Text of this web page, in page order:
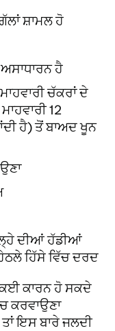
ਸ਼ਾਮਲ ਹੋ
ਹੈ
ਚੱਕਰਾਂ ਦੇ
12
ਹੈ) ਤੋਂ ਬਾਅਦ ਖੂਨ
ਦੀਆਂ ਹੱਡੀਆਂ
ਹਿੱਸੇ ਵਿੱਚ ਦਰਦ
ਕਾਰਨ ਹੋ ਸਕਦੇ
ਕਰਵਾਉਣਾ
ਇਸ ਬਾਰੇ ਜਲਦੀ